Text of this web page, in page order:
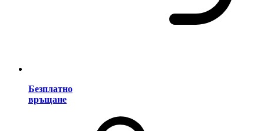
Безплатно
връщане